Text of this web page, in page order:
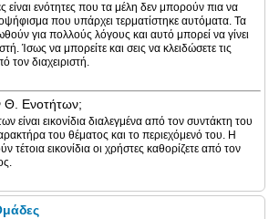
είναι ενότητες που τα μέλη δεν μπορούν πια να
που υπάρχει τερματίστηκε αυτόματα. Τα
για πολλούς λόγους και αυτό μπορεί να γίνει
Ίσως να μπορείτε και σεις να κλειδώσετε τις
τον διαχειριστή.
Θ. Ενοτήτων;
είναι εικονίδια διαλεγμένα από τον συντάκτη του
του θέματος και το περιεχόμενό του. Η
τέτοια εικονίδια οι χρήστες καθορίζετε από τον